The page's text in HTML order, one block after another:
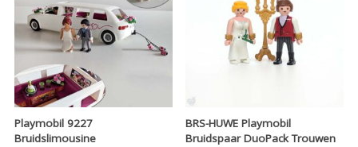
Playmobil 9227
Bruidslimousine
BRS-HUWE Playmobil
Bruidspaar DuoPack Trouwen